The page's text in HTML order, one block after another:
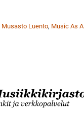
Musasto Luento, Music As A